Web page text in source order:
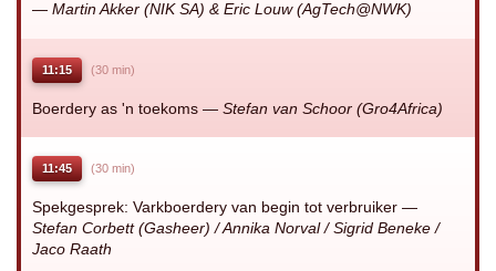
— Martin Akker (NIK SA) & Eric Louw (AgTech@NWK)
11:15 (30 min)
Boerdery as 'n toekoms — Stefan van Schoor (Gro4Africa)
11:45 (30 min)
Spekgesprek: Varkboerdery van begin tot verbruiker —
Stefan Corbett (Gasheer) / Annika Norval / Sigrid Beneke /
Jaco Raath